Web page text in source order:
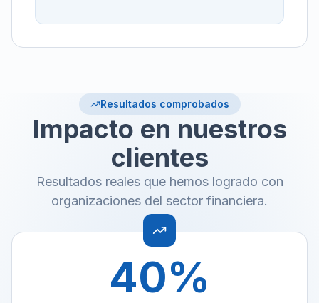
Resultados comprobados
Impacto en nuestros
clientes
Resultados reales que hemos logrado con
organizaciones del sector financiera.
40%